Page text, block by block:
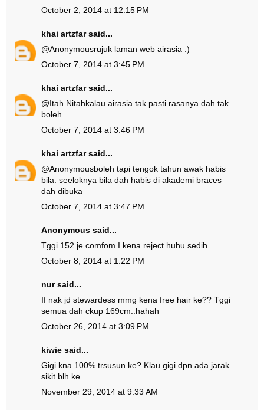
October 2, 2014 at 12:15 PM
khai artzfarsaid...
@Anonymousrujuk laman web airasia :)
October 7, 2014 at 3:45 PM
khai artzfarsaid...
@Itah Nitahkalau airasia tak pasti rasanya dah tak
boleh
October 7, 2014 at 3:46 PM
khai artzfarsaid...
@Anonymousboleh tapi tengok tahun awak habis
bila. seeloknya bila dah habis di akademi braces
dah dibuka
October 7, 2014 at 3:47 PM
Anonymous said...
Tggi 152 je comfom I kena reject huhu sedih
October 8, 2014 at 1:22 PM
nur said...
If nak jd stewardess mmg kena free hair ke?? Tggi
semua dah ckup 169cm..hahah
October 26, 2014 at 3:09 PM
kiwie said...
Gigi kna 100% trsusun ke? Klau gigi dpn ada jarak
sikit blh ke
November 29, 2014 at 9:33 AM